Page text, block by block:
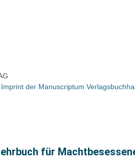
der Manuscriptum
für